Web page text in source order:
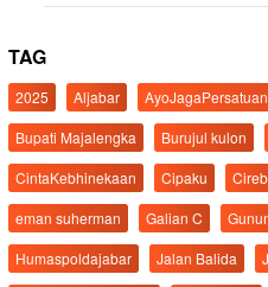
TAG
2025 Aljabar
Bupati Majalengka
Burujul kulon
CintaKebhinekaan
Cipaku
eman suherman
Galian C
Humaspoldajabar
Jalan Balida